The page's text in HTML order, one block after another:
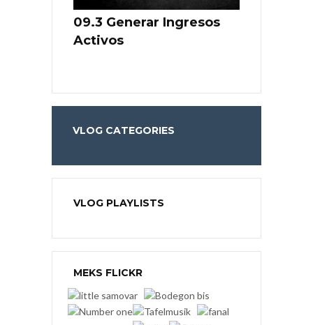
09.3 Generar Ingresos
Activos
VLOG CATEGORIES
VLOG PLAYLISTS
MEKS FLICKR